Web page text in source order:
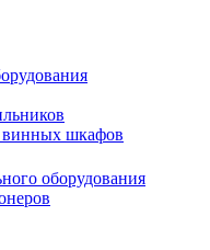
винных шкафов
оборудования